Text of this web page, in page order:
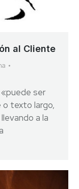
al Cliente
ser
o texto largo,
a la